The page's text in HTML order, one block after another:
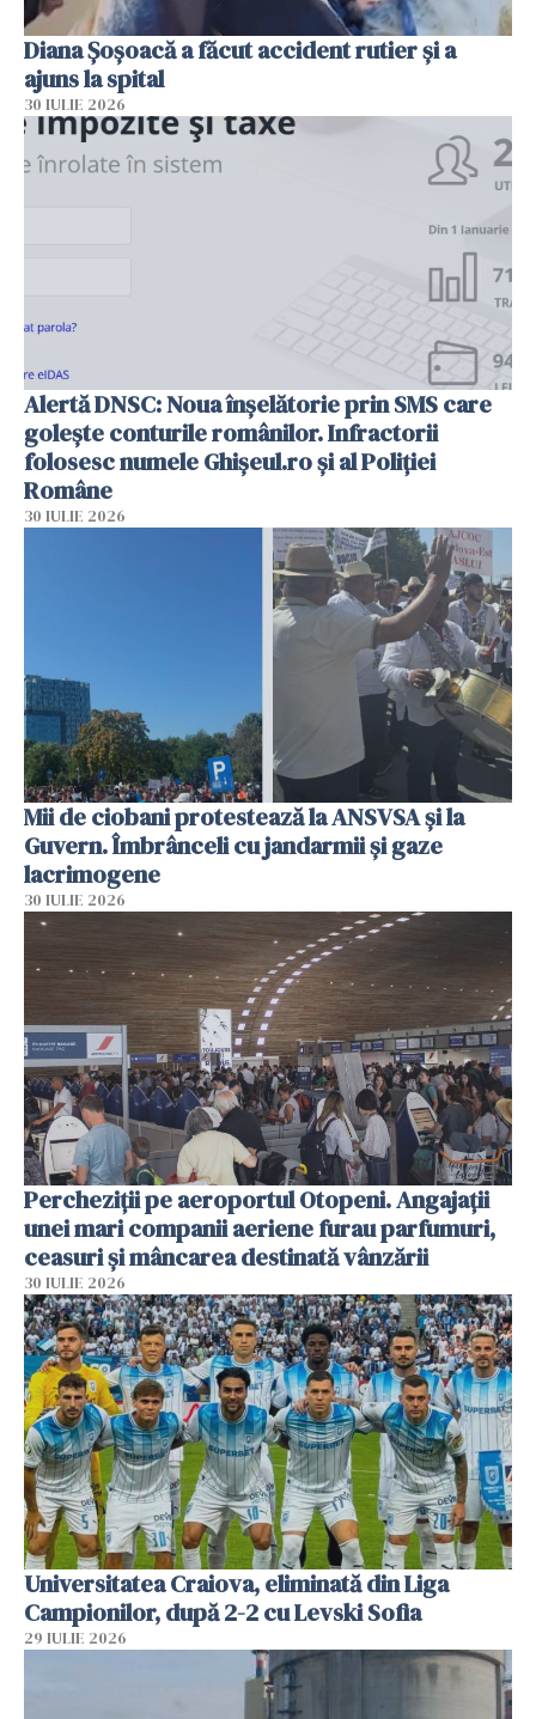
Diana Șoșoacă a făcut accident rutier și a
ajuns la spital
30 IULIE 2026
Alertă DNSC: Noua înșelătorie prin SMS care
golește conturile românilor. Infractorii
folosesc numele Ghișeul.ro și al Poliției
Române
30 IULIE 2026
Mii de ciobani protestează la ANSVSA și la
Guvern. Îmbrânceli cu jandarmii și gaze
lacrimogene
30 IULIE 2026
Percheziții pe aeroportul Otopeni. Angajații
unei mari companii aeriene furau parfumuri,
ceasuri și mâncarea destinată vânzării
30 IULIE 2026
Universitatea Craiova, eliminată din Liga
Campionilor, după 2-2 cu Levski Sofia
29 IULIE 2026